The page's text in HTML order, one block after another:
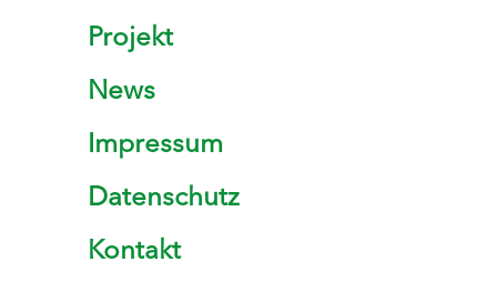
Projekt
News
Impressum
Datenschutz
Kontakt